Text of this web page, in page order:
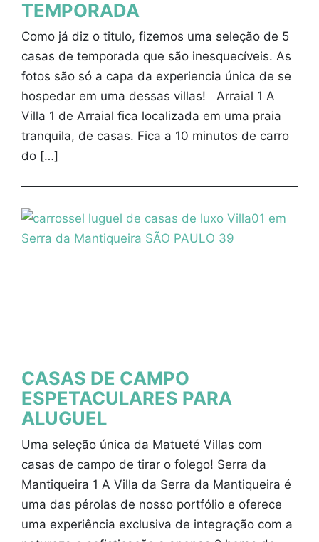
TEMPORADA
Como já diz o titulo, fizemos uma seleção de 5
casas de temporada que são inesquecíveis. As
fotos são só a capa da experiencia única de se
hospedar em uma dessas villas! Arraial 1 A
Villa 1 de Arraial fica localizada em uma praia
tranquila, de casas. Fica a 10 minutos de carro
do […]
CASAS DE CAMPO
ESPETACULARES PARA
ALUGUEL
Uma seleção única da Matueté Villas com
casas de campo de tirar o folego! Serra da
Mantiqueira 1 A Villa da Serra da Mantiqueira é
uma das pérolas de nosso portfólio e oferece
uma experiência exclusiva de integração com a